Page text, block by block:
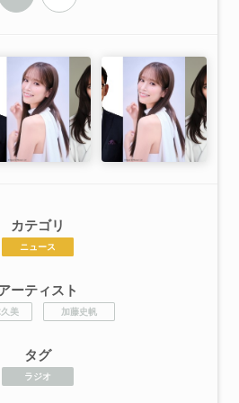
カテゴリ
ニュース
ーティスト
美 加藤史帆
タグ
ラジオ